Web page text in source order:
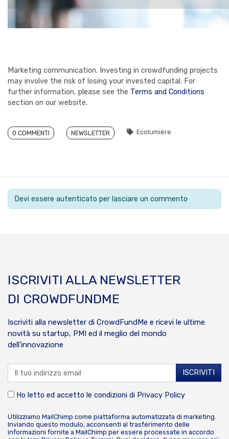
Marketing communication. Investing in crowdfunding projects
may involve the risk of losing your invested capital. For
further information, please see the Terms and Conditions
section on our website.
0 COMMENTI NEWSLETTER Ecolumière
Devi essere autenticato per lasciare un commento
ISCRIVITI ALLA NEWSLETTER
DI CROWDFUNDME
Iscriviti alla newsletter di CrowdFundMe e ricevi le ultime
novità su startup, PMI ed il meglio del mondo
dell’innovazione
Ho letto ed accetto le condizioni di Privacy Policy
Utilizziamo MailChimp come piattaforma automatizzata di marketing.
Inviando questo modulo, acconsenti al trasferimento delle
informazioni fornite a MailChimp per essere processate in accordo